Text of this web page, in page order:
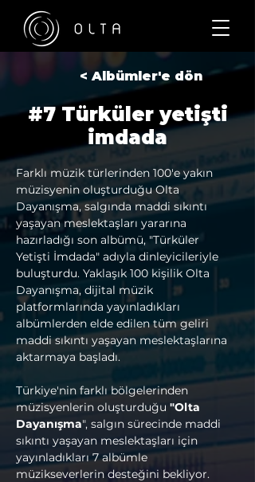
< Albümler'e dön
#7 Türküler yetişti
imdada
Farklı müzik türlerinden 100'e yakın
müzisyenin oluşturduğu Olta
Dayanışma, salgında maddi sıkıntı
yaşayan meslektaşları yararına
hazırladığı son albümü, "Türküler
Yetişti İmdada" adıyla dinleyicileriyle
buluşturdu. Yaklaşık 100 kişilik Olta
Dayanışma, dijital müzik
platformlarında yayınladıkları
albümlerden elde edilen tüm geliri
maddi sıkıntı yaşayan meslektaşlarına
aktarmaya başladı.
Türkiye'nin farklı bölgelerinden
müzisyenlerin oluşturduğu "Olta
Dayanışma", salgın sürecinde maddi
sıkıntı yaşayan meslektaşları için
yayınladıkları 7 albümle
müzikseverlerin desteğini bekliyor.